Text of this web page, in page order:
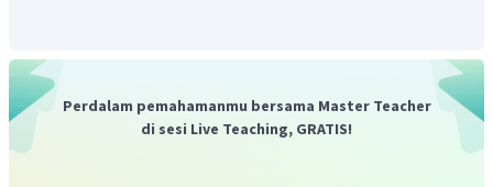
adalah tegalan biasanya di tanami oleh tanaman
musiman. Tanaman yang di budi daya dapat berupa
jenis tanaman palawijja, padigogo, sayuran, bunga
Perdalam pemahamanmu bersama Master Teacher
di sesi Live Teaching, GRATIS!